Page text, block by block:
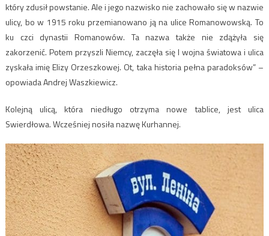
który zdusił powstanie. Ale i jego nazwisko nie zachowało się w nazwie
ulicy, bo w 1915 roku przemianowano ją na ulice Romanowowską. To
ku czci dynastii Romanowów. Ta nazwa także nie zdążyła się
zakorzenić. Potem przyszli Niemcy, zaczęła się I wojna światowa i ulica
zyskała imię Elizy Orzeszkowej. Ot, taka historia pełna paradoksów” –
opowiada Andrej Waszkiewicz.
Kolejną ulicą, która niedługo otrzyma nowe tablice, jest ulica
Swierdłowa. Wcześniej nosiła nazwę Kurhannej.